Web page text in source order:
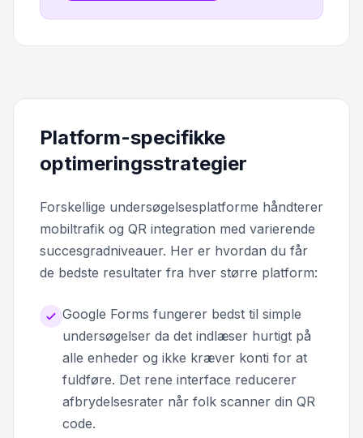
Platform-specifikke
optimeringsstrategier
Forskellige undersøgelsesplatforme håndterer
mobiltrafik og QR integration med varierende
succesgradniveauer. Her er hvordan du får
de bedste resultater fra hver større platform:
Google Forms fungerer bedst til simple
undersøgelser da det indlæser hurtigt på
alle enheder og ikke kræver konti for at
fuldføre. Det rene interface reducerer
afbrydelsesrater når folk scanner din QR
code.